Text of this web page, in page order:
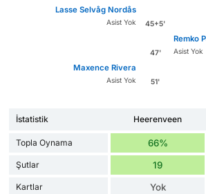
Lasse Selvåg Nordås
Asist Yok 45+5'
47'
Remko
Asist Yok
Maxence Rivera
Asist Yok 51'
İstatistik Heerenveen
Topla Oynama 66%
Şutlar 19
Kartlar Yok